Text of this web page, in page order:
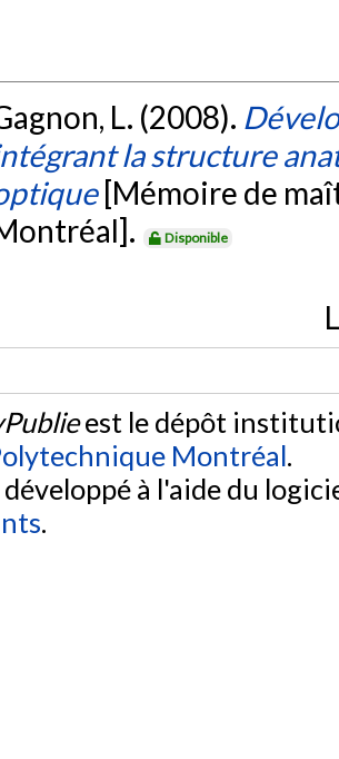
L. (2008).
la structure
[Mémoire de
Disponible
est le dépôt
Montréal.
à l'aide du
.